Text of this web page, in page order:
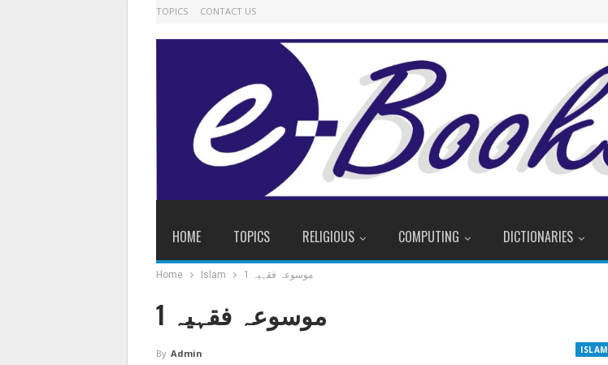
TOPICS CONTACT US
HOME TOPICS RELIGIOUS COMPUTING DICTIONARIES
Home Islam موسوعہ فقہیہ 1
موسوعہ فقہیہ 1
ISLAM
By Admin